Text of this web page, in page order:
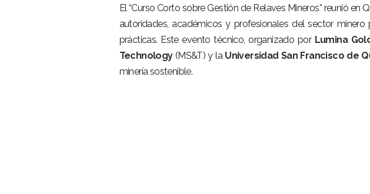
El “Curso Corto sobre Gestión de Relaves Mineros” reunió en
autoridades, académicos y profesionales del sector
prácticas. Este evento técnico, organizado por Lumina
Technology(MS&T) y la Universidad San Francisco de
minería sostenible.